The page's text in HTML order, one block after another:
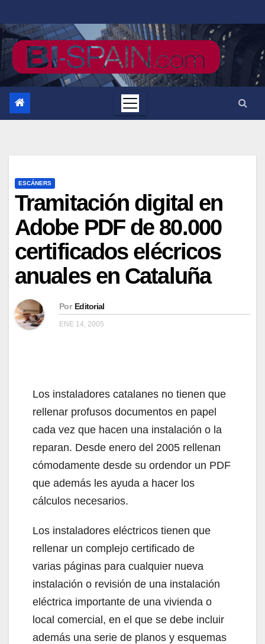
al
contenido
ESCÁNERS
Tramitación digital en
Adobe PDF de 80.000
certificados elécricos
anuales en Cataluña
Por Editorial
ENE 14, 2005
Los instaladores catalanes no tienen que
rellenar profusos documentos en papel
cada vez que hacen una instalación o la
reparan. Desde enero del 2005 rellenan
cómodamente desde su ordendor un PDF
que además les ayuda a hacer los
cálculos necesarios.
Los instaladores eléctricos tienen que
rellenar un complejo certificado de
varias páginas para cualquier nueva
instalación o revisión de una instalación
eléctrica importante de una vivienda o
local comercial, en el que se debe incluir
además una serie de planos y esquemas